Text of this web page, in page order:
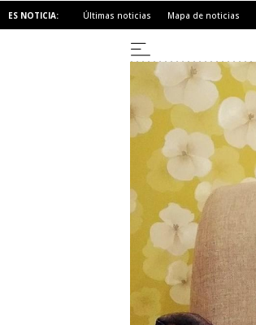
ES NOTICIA: Últimas noticias Mapa de noticias